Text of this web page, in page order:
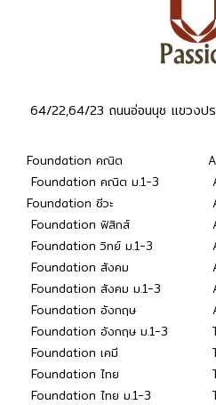
64/22,64/23 ถนนอ่อนนุช แขวงปร
Foundation คณิต
Foundation คณิต ม.1-3
Foundation ชีวะ
Foundation ฟิสิกส์
Foundation วิทย์ ม.1-3
Foundation สังคม
Foundation สังคม ม.1-3
Foundation อังกฤษ
Foundation อังกฤษ ม.1-3
Foundation เคมี
Foundation ไทย
Foundation ไทย ม.1-3